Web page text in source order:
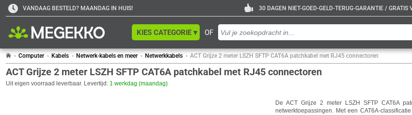
VANDAAG BESTELD? MAANDAG IN HUIS! 30 DAGEN NIET-GOED-GELD-TERUG-GARANTIE / GRATIS
OF
KIES CATEGORIE ▾
Computer Kabels Netwerk-kabels en meer Netwerkkabels ACT Grijze 2 meter LSZH SFTP CAT6A patchkabel met RJ45 connectoren
ACT Grijze 2 meter LSZH SFTP CAT6A patchkabel met RJ45 connectoren
Uit eigen voorraad leverbaar. Levertijd: 1 werkdag (maandag)
De ACT Grijze 2 meter LSZH SFTP CAT6A
netwerktoepassingen. Met een CAT6A-